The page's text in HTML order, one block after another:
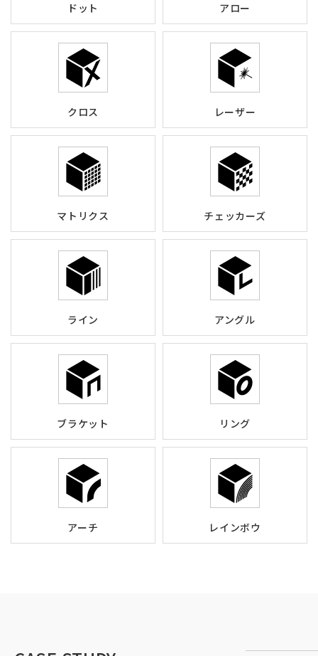
ドット アロー
クロス レーザー
マトリクス チェッカーズ
ライン アングル
ブラケット リング
アーチ レインボウ